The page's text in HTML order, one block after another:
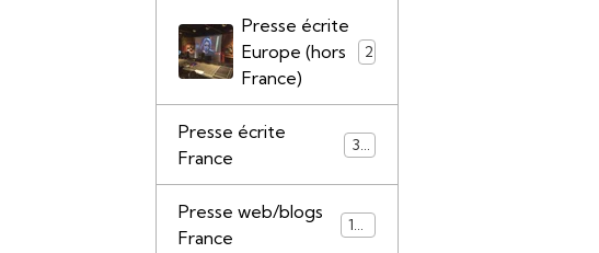
Presse écrite
Europe (hors
France)
Presse écrite
France
39
Presse web/blogs
France
147